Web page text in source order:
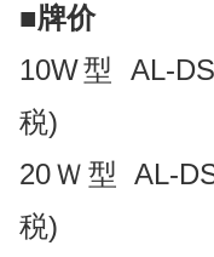
■牌价
10W型 AL-
税)
20Ｗ型 AL-
税)